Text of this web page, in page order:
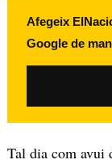
Afegeix
Google de
Tal dia com avui